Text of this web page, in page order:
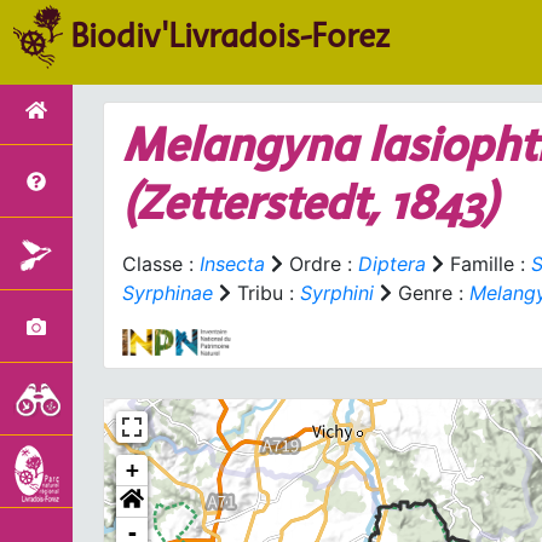
Biodiv'Livradois-Forez
Melangyna
(Zetterstedt, 1843)
Classe : Insecta Ordre : Diptera Famille :
Syrphinae
Tribu : Syrphini Genre :
+
-